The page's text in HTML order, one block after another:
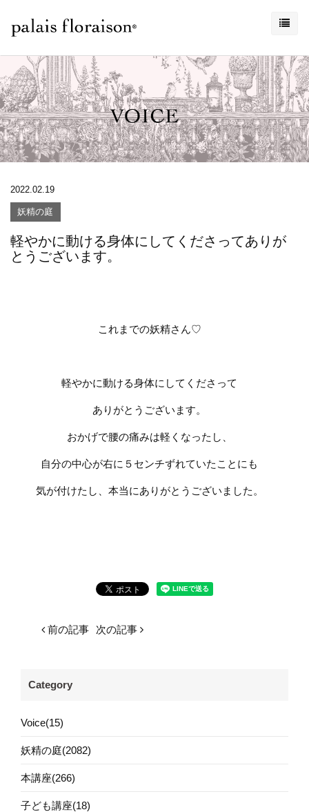
2022.02.19
妖精の庭
軽やかに動ける身体にしてくださってありが
とうございます。
これまでの妖精さん♡
軽やかに動ける身体にしてくださって
ありがとうございます。
おかげで腰の痛みは軽くなったし、
自分の中心が右に５センチずれていたことにも
気が付けたし、本当にありがとうございました。
前の記事 次の記事
Category
Voice(15)
妖精の庭(2082)
本講座(266)
子ども講座(18)